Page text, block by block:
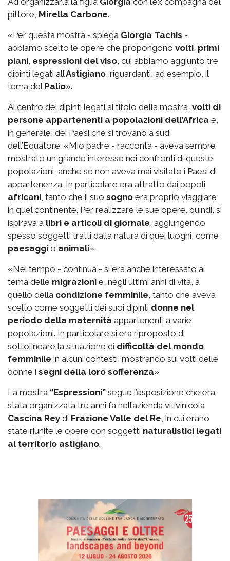
pittore, Mirella Carbone.
«Per questa mostra - spiega Giorgia Tachis -
abbiamo scelto le opere che propongono volti primi
piani espressioni del viso , cui abbiamo aggiunto tre
dipinti legati all’Astigiano , riguardanti, ad esempio, il
tema del Palio».
Al centro dei dipinti legati al titolo della mostra, volti di
persone appartenenti a popolazioni dell’Africa e,
in generale, dei Paesi che si trovano a sud
dell’Equatore. «Mio padre - racconta - aveva sempre
mostrato un grande interesse nei confronti di queste
popolazioni, anche se non aveva mai visitato i Paesi di
appartenenza. In particolare era attratto dai popoli
africani , tanto che il suo sogno era proprio viaggiare
in quel continente. Per realizzare le sue opere, quindi, si
ispirava a libri e articoli di giornale , aggiungendo
spesso soggetti tratti dalla natura di quei luoghi, come
paesaggi o animali».
«Nel tempo - continua - si era anche interessato al
tema delle migrazioni e, negli ultimi anni di vita, a
quello della condizione femminile , tanto che aveva
scelto come soggetti dei suoi dipinti donne nel
periodo della maternità appartenenti a varie
popolazioni. In particolare si era riproposto di
sottolineare la situazione di difficoltà del mondo
femminile in alcuni contesti, mostrando sui volti delle
donne i segni della loro sofferenza».
La mostra “Espressioni” segue l’esposizione che era
stata organizzata tre anni fa nell’azienda vitivinicola
Cascina Rey di Frazione Valle del Re , in cui erano
state riunite le opere con soggetti naturalistici legati
al territorio astigiano.